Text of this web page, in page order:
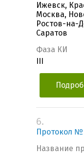
Ижевск,
Москва,
Ростов-на-
Саратов
Фаза КИ
6.
Протокол №
Название